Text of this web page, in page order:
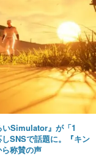
いSimulator』が「1
SNSで話題に。『キン
称賛の声